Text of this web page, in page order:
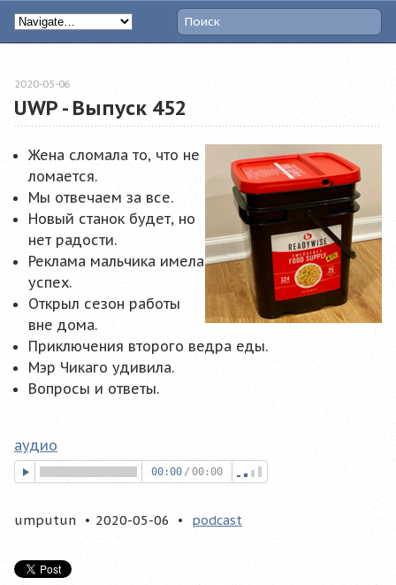
UWP - Выпуск 452
2020-05-06
Жена сломала то, что не
ломается.
Мы отвечаем за все.
Новый станок будет, но
нет радости.
Реклама мальчика имела
успех.
Открыл сезон работы
вне дома.
Приключения второго ведра еды.
Мэр Чикаго удивила.
Вопросы и ответы.
аудио
00:00 / 00:00
umputun 2020-05-06 podcast